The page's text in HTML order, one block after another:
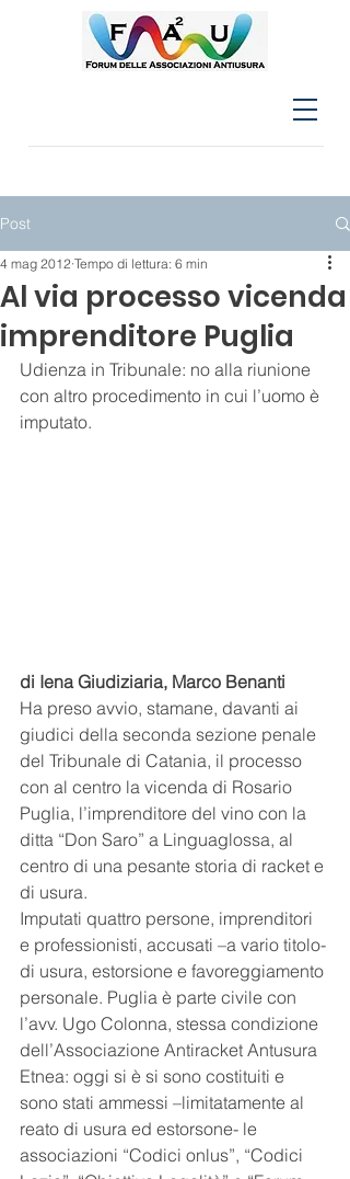
Post
Al via processo vicenda
imprenditore Puglia
4 mag 2012 Tempo di lettura: 6 min
Udienza in Tribunale: no alla riunione
con altro procedimento in cui l’uomo è
imputato.
di Iena Giudiziaria, Marco Benanti
Ha preso avvio, stamane, davanti ai
giudici della seconda sezione penale
del Tribunale di Catania, il processo
con al centro la vicenda di Rosario
Puglia, l’imprenditore del vino con la
ditta “Don Saro” a Linguaglossa, al
centro di una pesante storia di racket e
di usura.
Imputati quattro persone, imprenditori
e professionisti, accusati –a vario titolo-
di usura, estorsione e favoreggiamento
personale. Puglia è parte civile con
l’avv. Ugo Colonna, stessa condizione
dell’Associazione Antiracket Antusura
Etnea: oggi si è si sono costituiti e
sono stati ammessi –limitatamente al
reato di usura ed estorsone- le
associazioni “Codici onlus”, “Codici